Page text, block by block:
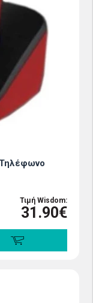
Τιμή Wisdom:
31.90€